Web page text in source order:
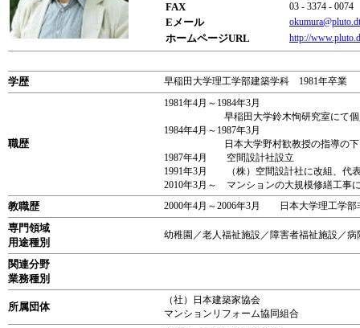
FAX 03 - 3374 - 0074
Eメール
ホームページURL http://
学歴 早稲田大学理工学部建築学科 1981年卒業
職歴
1981年4月～1984年3月
早稲田大学鈴木恂研究室にて個
1984年4月～1987年3月
日本大学野村歓教授の指導の下、
1987年4月 空間設計社設立
1991年3月 （株）空間設計社に改組、代
2010年3月～ マンションの大規模修繕工事
教職歴 2000年4月～2006年3月 日本大学理工学部
専門領域
用途種別
幼稚園／老人福祉施設／障害者福祉施設／
関連分野
業務種別
所属団体
（社）日本建築家協会
マンションリフォーム協同組合